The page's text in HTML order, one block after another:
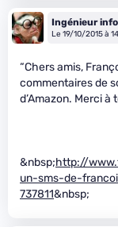
Ingénieur
Le 19/10/2015 à
“Chers amis,
commentaires de
d’Amazon. Merci à
&nbsp;http://
un-sms-de-
737811&nbsp;